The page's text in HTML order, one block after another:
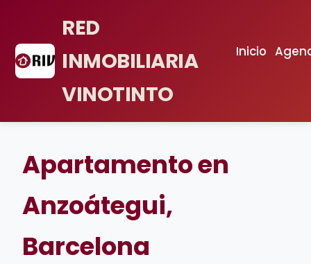
RED
INMOBILIARIA
VINOTINTO
Inicio
Apartamento en
Anzoátegui,
Barcelona